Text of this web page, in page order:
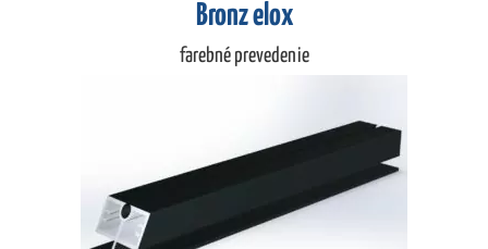
Bronz elox
farebné prevedenie